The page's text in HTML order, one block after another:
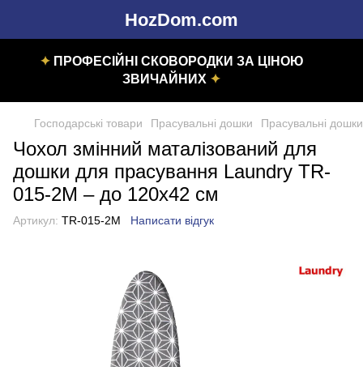
HozDom.com
✦ПРОФЕСІЙНІ СКОВОРОДКИ ЗА ЦІНОЮ
ЗВИЧАЙНИХ ✦
Господарські товари Прасувальні дошки Прасувальні
Чохол змінний маталізований для
дошки для прасування Laundry TR-
015-2M – до 120х42 см
Артикул: TR-015-2M Написати відгук